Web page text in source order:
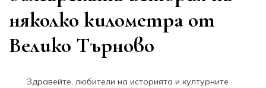
няколко километра от
Велико Търново
Здравейте, любители на историята и културните